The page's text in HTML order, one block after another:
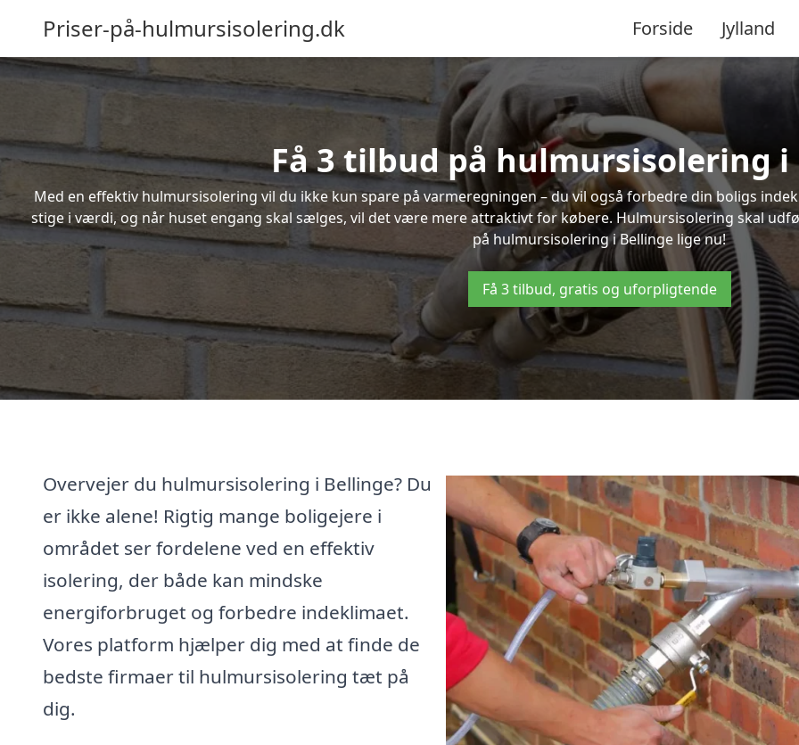
Priser-på-hulmursisolering.dk Forside Jylland
Få 3 tilbud på hulmursisolering i
Med en effektiv hulmursisolering vil du ikke kun spare på varmeregningen – du vil også forbedre din boligs
stige i værdi, og når huset engang skal sælges, vil det være mere attraktivt for købere. Hulmursisolering skal
på hulmursisolering i Bellinge lige nu!
Få 3 tilbud, gratis og uforpligtende
Overvejer du hulmursisolering i Bellinge? Du
er ikke alene! Rigtig mange boligejere i
området ser fordelene ved en effektiv
isolering, der både kan mindske
energiforbruget og forbedre indeklimaet.
Vores platform hjælper dig med at finde de
bedste firmaer til hulmursisolering tæt på
dig.